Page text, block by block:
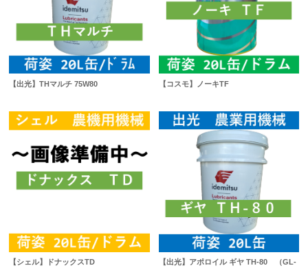
【出光】THマルチ 75W80 【コスモ】ノーキTF
【シェル】ドナックスTD
【出光】アポロイル ギヤ TH-80 （GL-